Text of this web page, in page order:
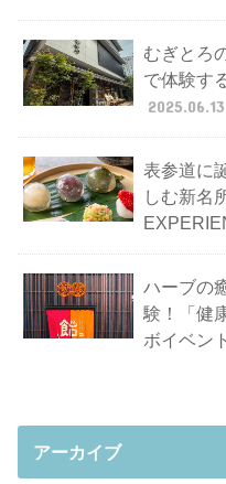
むぎとろ
で体験す
2025.06.13
表参道に
しむ新名
ハーブの
験！「健
ボイベン
アーカイブ